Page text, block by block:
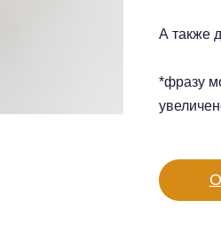
А также
*фразу